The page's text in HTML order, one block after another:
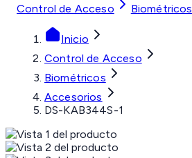
Control de Acceso Biométricos
Inicio
Control de Acceso
Biométricos
Accesorios
DS-KAB344S-1